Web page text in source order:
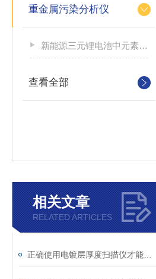
重金属污染分析仪
新能源三元锂电池中元素分析仪
查看全部
相关文章
RELATED ARTICLES